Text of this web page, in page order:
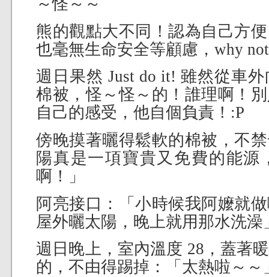
～怪～～
熊的觀點大不同！認為自己方
也毫無生命安全等顧慮，why
週日果然 Just do it! 雖然從車
棉被，怪～怪～的！誰理啊！
自己的感受，他自個負責！:P
傍晚摸著曬得鬆軟的棉被，不
陽真是一項寶貴又免費的能源
啊！」
阿亮接口：「小時候我阿嬤就
屋外曬太陽，晚上就用那水洗
週日晚上，室內溫度 28，蓋著
的，不由得踢掉：「太熱啦～～